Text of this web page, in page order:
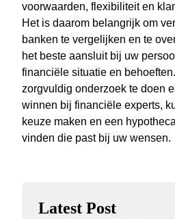
voorwaarden, flexibiliteit en
Het is daarom belangrijk om
banken te vergelijken en te
het beste aansluit bij uw
financiële situatie en
zorgvuldig onderzoek te doen
winnen bij financiële experts,
keuze maken en een
vinden die past bij uw wensen.
Latest Post